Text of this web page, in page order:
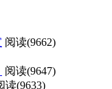
阅读(9662)
阅读(9647)
读(9633)